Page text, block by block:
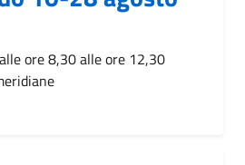
ore 8,30 alle ore 12,30